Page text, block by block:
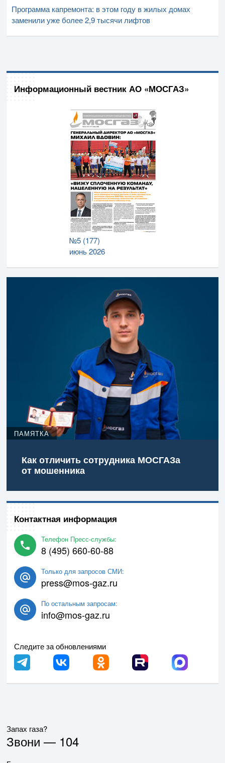
Программа капремонта: в этом году в жилых домах
заменили уже более 2,9 тысячи лифтов
Информационный вестник АО «МОСГАЗ»
№5 (177)
июнь 2026
ПАМЯТКА
Как отличить сотрудника МОСГАЗа
от мошенника
Контактная информация
Телефон Пресс-службы:
8 (495) 660-60-88
Только для запросов СМИ:
press@mos-gaz.ru
По остальным запросам:
info@mos-gaz.ru
Следите за обновлениями
Запах газа?
Звони — 104